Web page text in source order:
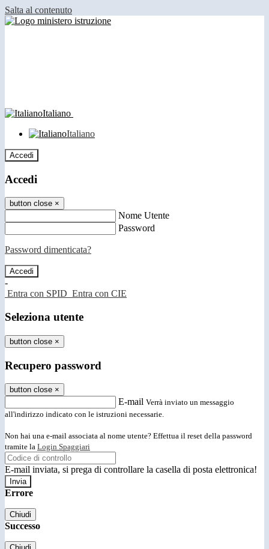
Salta al contenuto
Italiano
Italiano
Accedi
Accedi
button close ×
Nome Utente
Password
Password dimenticata?
-
Entra con SPID Entra con CIE
Seleziona utente
button close ×
Recupero password
button close ×
E-mail Verrà inviato un messaggio
all'indirizzo indicato con le istruzioni necessarie.
Non hai una e-mail associata al nome utente? Effettua il reset della password
tramite la Login Spaggiari
E-mail inviata, si prega di controllare la casella di posta elettronica!
Errore
Chiudi
Successo